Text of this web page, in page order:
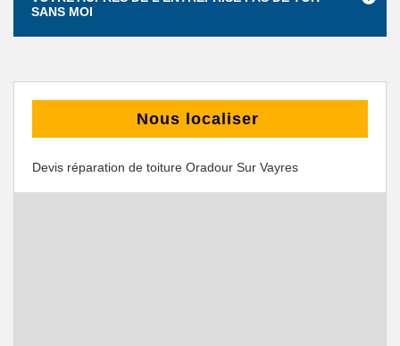
SANS MOI
Nous localiser
Devis réparation de toiture Oradour Sur Vayres